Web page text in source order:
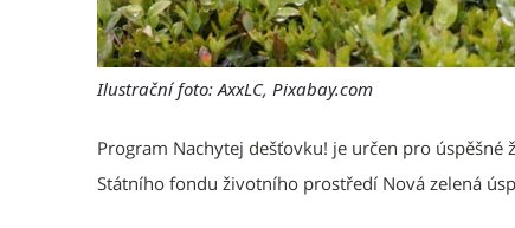
Ilustrační foto: AxxLC, Pixabay.com
Program Nachytej dešťovku! je určen pro
Státního fondu životního prostředí Nová zelená